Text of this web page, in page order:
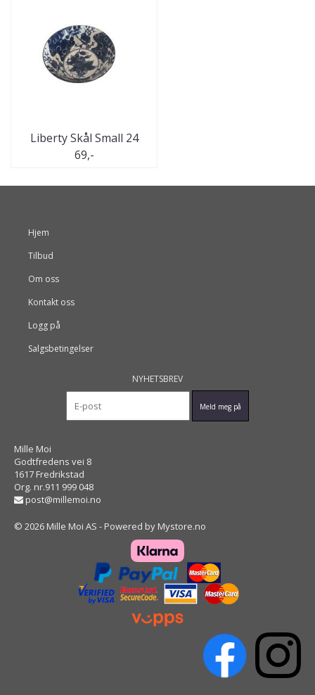
Liberty Skål Small 24
69,-
Hjem
Tilbud
Om oss
Kontakt oss
Logg på
Salgsbetingelser
NYHETSBREV
Mille Moi
Godtfredens vei 8
1617 Fredrikstad
Org. nr.911 999 048
post@millemoi.no
© 2026 Mille Moi AS - Powered by Mystore.no